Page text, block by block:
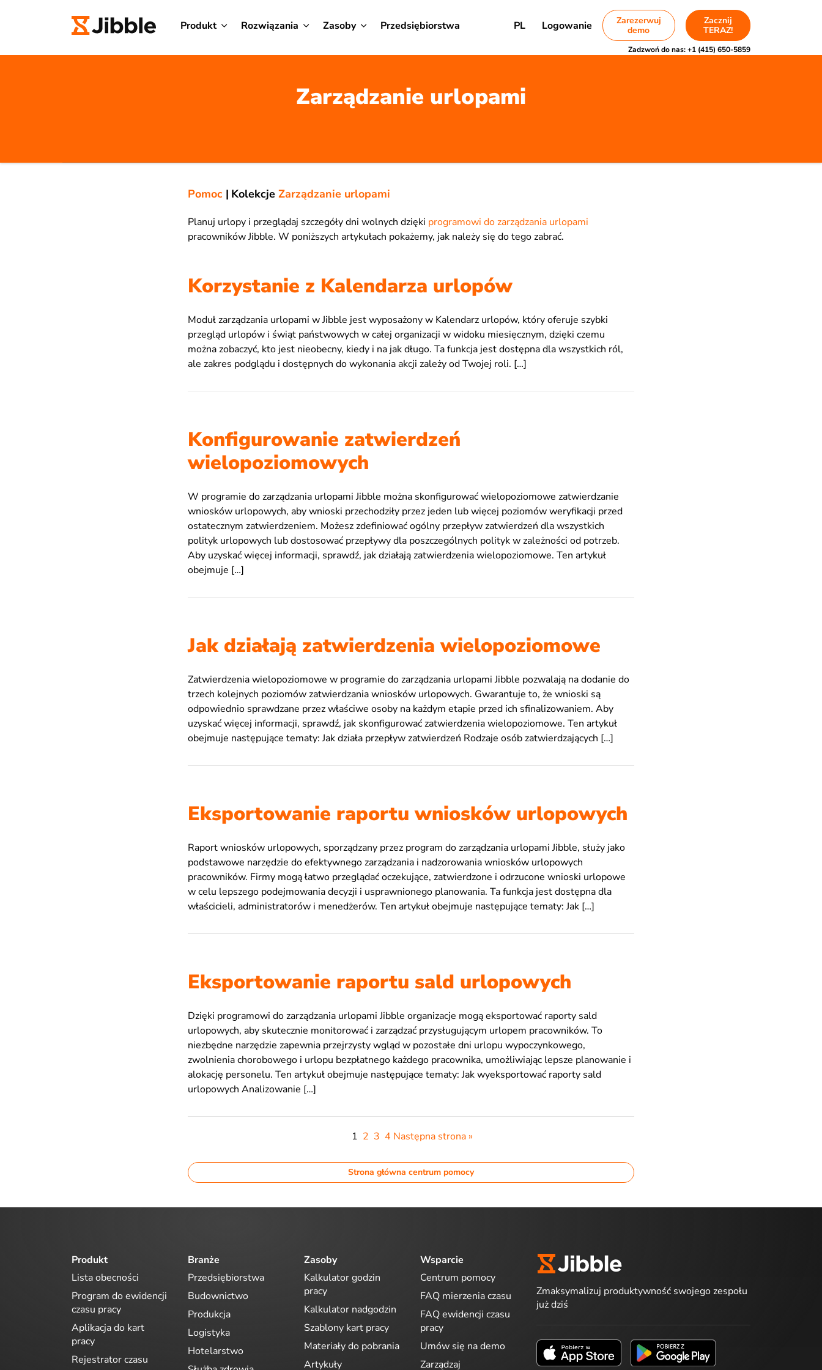
Produkt Rozwiązania Zasoby Przedsiębiorstwa PL Logowanie
Zarezerwuj
demo
Zacznij
TERAZ!
Zadzwoń do nas:+1 (415) 650-5859
Zarządzanie urlopami
Pomoc | Kolekcje Zarządzanie urlopami
Planuj urlopy i przeglądaj szczegóły dni wolnych dzięki programowi do zarządzania urlopami
pracowników Jibble. W poniższych artykułach pokażemy, jak należy się do tego zabrać.
Korzystanie z Kalendarza urlopów
Moduł zarządzania urlopami w Jibble jest wyposażony w Kalendarz urlopów, który oferuje szybki
przegląd urlopów i świąt państwowych w całej organizacji w widoku miesięcznym, dzięki czemu
można zobaczyć, kto jest nieobecny, kiedy i na jak długo. Ta funkcja jest dostępna dla wszystkich ról,
ale zakres podglądu i dostępnych do wykonania akcji zależy od Twojej roli. […]
Konfigurowanie zatwierdzeń
wielopoziomowych
W programie do zarządzania urlopami Jibble można skonfigurować wielopoziomowe zatwierdzanie
wniosków urlopowych, aby wnioski przechodziły przez jeden lub więcej poziomów weryfikacji przed
ostatecznym zatwierdzeniem. Możesz zdefiniować ogólny przepływ zatwierdzeń dla wszystkich
polityk urlopowych lub dostosować przepływy dla poszczególnych polityk w zależności od potrzeb.
Aby uzyskać więcej informacji, sprawdź, jak działają zatwierdzenia wielopoziomowe. Ten artykuł
obejmuje […]
Jak działają zatwierdzenia wielopoziomowe
Zatwierdzenia wielopoziomowe w programie do zarządzania urlopami Jibble pozwalają na dodanie do
trzech kolejnych poziomów zatwierdzania wniosków urlopowych. Gwarantuje to, że wnioski są
odpowiednio sprawdzane przez właściwe osoby na każdym etapie przed ich sfinalizowaniem. Aby
uzyskać więcej informacji, sprawdź, jak skonfigurować zatwierdzenia wielopoziomowe. Ten artykuł
obejmuje następujące tematy: Jak działa przepływ zatwierdzeń Rodzaje osób zatwierdzających […]
Eksportowanie raportu wniosków urlopowych
Raport wniosków urlopowych, sporządzany przez program do zarządzania urlopami Jibble, służy jako
podstawowe narzędzie do efektywnego zarządzania i nadzorowania wniosków urlopowych
pracowników. Firmy mogą łatwo przeglądać oczekujące, zatwierdzone i odrzucone wnioski urlopowe
w celu lepszego podejmowania decyzji i usprawnionego planowania. Ta funkcja jest dostępna dla
właścicieli, administratorów i menedżerów. Ten artykuł obejmuje następujące tematy: Jak […]
Eksportowanie raportu sald urlopowych
Dzięki programowi do zarządzania urlopami Jibble organizacje mogą eksportować raporty sald
urlopowych, aby skutecznie monitorować i zarządzać przysługującym urlopem pracowników. To
niezbędne narzędzie zapewnia przejrzysty wgląd w pozostałe dni urlopu wypoczynkowego,
zwolnienia chorobowego i urlopu bezpłatnego każdego pracownika, umożliwiając lepsze planowanie i
alokację personelu. Ten artykuł obejmuje następujące tematy: Jak wyeksportować raporty sald
urlopowych Analizowanie […]
1 2 3 4 Następna strona »
Strona główna centrum pomocy
Produkt
Lista obecności
Program do ewidencji
czasu pracy
Aplikacja do kart
pracy
Rejestrator czasu
Branże
Przedsiębiorstwa
Budownictwo
Produkcja
Logistyka
Hotelarstwo
Zasoby
Kalkulator godzin
pracy
Kalkulator nadgodzin
Szablony kart pracy
Materiały do pobrania
Artykuły
Wsparcie
Centrum pomocy
FAQ mierzenia czasu
FAQ ewidencji czasu
pracy
Umów się na demo
Zarządzaj
Zmaksymalizuj produktywność swojego zespołu
już dziś